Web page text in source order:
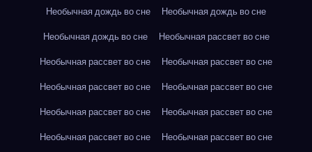
Необычная дождь во сне
Необычная дождь во сне
Необычная дождь во сне
Необычная рассвет во сне
Необычная рассвет во сне
Необычная рассвет во сне
Необычная рассвет во сне
Необычная рассвет во сне
Необычная рассвет во сне
Необычная рассвет во сне
Необычная рассвет во сне
Необычная рассвет во сне